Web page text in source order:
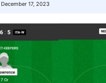
December 17, 2023